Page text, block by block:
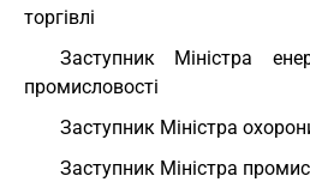
торгівлі
Заступник Міністра
промисловості
Заступник Міністра
Заступник Міністра